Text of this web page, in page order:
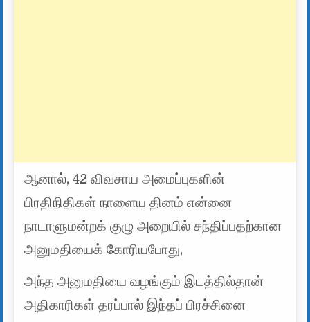
ஆனால், 42 விவசாய அமைப்புகளின்
பிரதிநிதிகள் நாளைய தினம் என்னை
நாடாளுமன்றக் குழு அறையில் சந்திப்பதற்கான
அனுமதியைக் கோரியபோது,
அந்த அனுமதியை வழங்கும் இடத்தில்தான்
அதிகாரிகள் தரப்பால் இந்தப் பிரச்சினை